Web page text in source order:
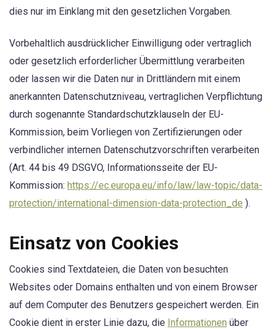
dies nur im Einklang mit den gesetzlichen Vorgaben.
Vorbehaltlich ausdrücklicher Einwilligung oder vertraglich
oder gesetzlich erforderlicher Übermittlung verarbeiten
oder lassen wir die Daten nur in Drittländern mit einem
anerkannten Datenschutzniveau, vertraglichen Verpflichtung
durch sogenannte Standardschutzklauseln der EU-
Kommission, beim Vorliegen von Zertifizierungen oder
verbindlicher internen Datenschutzvorschriften verarbeiten
(Art. 44 bis 49 DSGVO, Informationsseite der EU-
Kommission: https://ec.europa.eu/info/law/law-topic/data-
protection/international-dimension-data-protection_de ).
Einsatz von Cookies
Cookies sind Textdateien, die Daten von besuchten
Websites oder Domains enthalten und von einem Browser
auf dem Computer des Benutzers gespeichert werden. Ein
Cookie dient in erster Linie dazu, die Informationen über